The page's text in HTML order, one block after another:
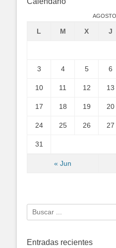
L M X J
« Jun
3 4 5 6
10 11 12 13
17 18 19 20
24 25 26 27
31
Search
for:
Entradas recientes